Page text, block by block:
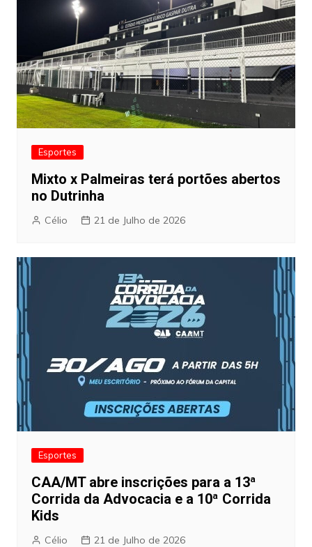
Esportes
Mixto x Palmeiras terá portões abertos
no Dutrinha
Célio 21 de Julho de 2026
Esportes
CAA/MT abre inscrições para a 13ª
Corrida da Advocacia e a 10ª Corrida
Kids
Célio 21 de Julho de 2026